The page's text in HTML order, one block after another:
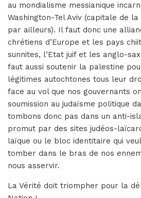
au mondialisme messianique
Washington-Tel Aviv (capitale de
par ailleurs). Il faut donc une
chrétiens d’Europe et les pays
sunnites, l’Etat juif et les anglo-
faut aussi soutenir la palestine
légitimes autochtones tous leur
face au vol que nos gouvernants
soumission au judaïsme politique
tombons donc pas dans un anti-
promut par des sites judéos-
laïque ou le bloc identitaire qui
tomber dans le bras de nos
nous asservir.
La Vérité doit triompher pour la